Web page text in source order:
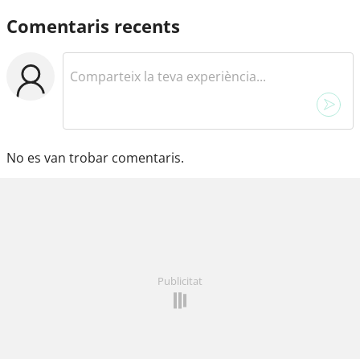
Comentaris recents
No es van trobar comentaris.
Publicitat